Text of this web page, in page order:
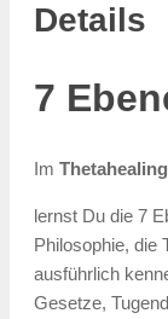
Details
7
Im
lernst Du die 7
Philosophie, die
ausführlich
Gesetze,